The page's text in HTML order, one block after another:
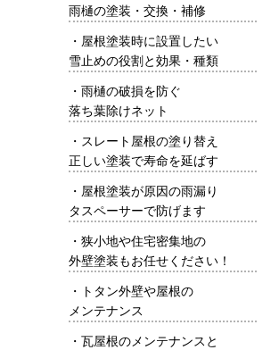
雨樋の塗装・交換・補修
・ 屋根塗装時に設置したい
雪止めの役割と効果・種類
・ 雨樋の破損を防ぐ
落ち葉除けネット
・ スレート屋根の塗り替え
正しい塗装で寿命を延ばす
・ 屋根塗装が原因の雨漏り
タスペーサーで防げます
・ 狭小地や住宅密集地の
外壁塗装もお任せください！
・
トタン外壁や屋根の
メンテナンス
・ 瓦屋根のメンテナンスと